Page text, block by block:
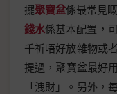
擺聚寶盆係最常見
錢水係基本配置，
千祈唔好放雜物或
提過，聚寶盆最好
「洩財」。另外，